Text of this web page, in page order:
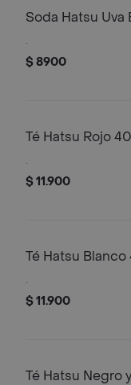
Soda Hatsu Uva
.
$ 8900
Té Hatsu Rojo
.
$ 11.900
Té Hatsu
.
$ 11.900
Té Hatsu Negro